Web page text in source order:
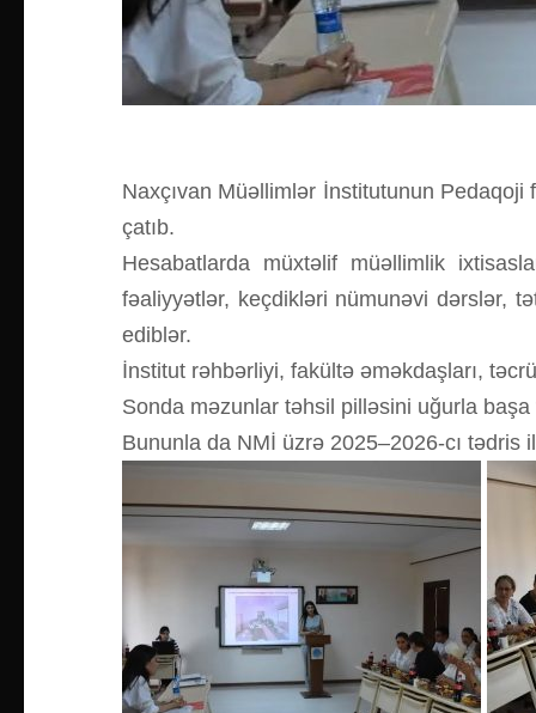
Naxçıvan Müəllimlər İnstitutunun
çatıb.
Hesabatlarda müxtəlif müəllimlik
fəaliyyətlər, keçdikləri nümunəvi dərslər,
ediblər.
İnstitut rəhbərliyi, fakültə əməkdaşları,
Sonda məzunlar təhsil pilləsini uğurla
Bununla da NMİ üzrə 2025–2026-cı